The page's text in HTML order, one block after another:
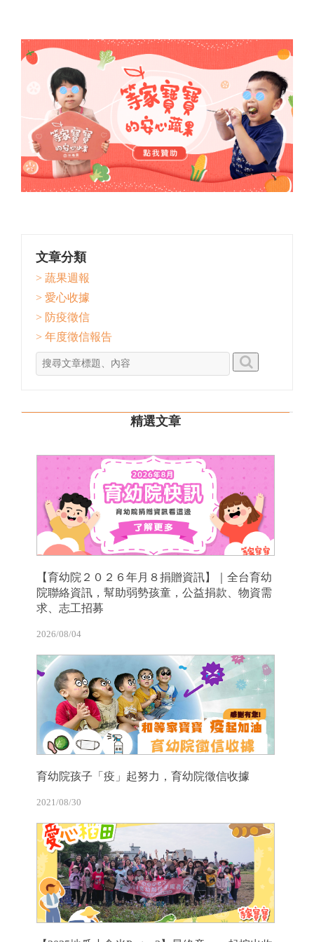
文章分類
> 蔬果週報
> 愛心收據
> 防疫徵信
> 年度徵信報告
精選文章
【育幼院２０２６年月８捐贈資訊】｜全台育幼
院聯絡資訊，幫助弱勢孩童，公益捐款、物資需
求、志工招募
2026/08/04
育幼院孩子「疫」起努力，育幼院徵信收據
2021/08/30